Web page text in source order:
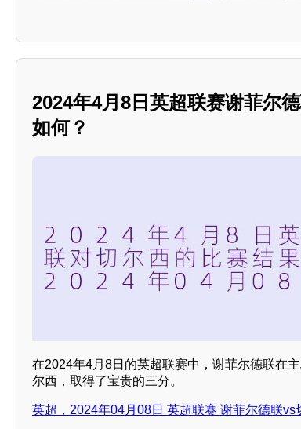
2024年4月8日英超联赛谢菲尔
如何？
在2024年4月8日的英超联赛中，谢菲尔德联在
尔西，取得了宝贵的三分。
英超，2024年04月08日 英超联赛 谢菲尔德联vs